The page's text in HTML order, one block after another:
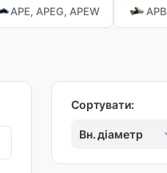
APE, APEG, APEW
Сортувати:
Вн. діаметр